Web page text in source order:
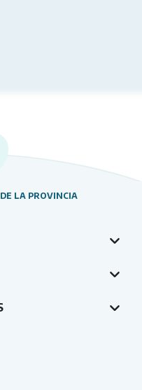
LA PROVINCIA